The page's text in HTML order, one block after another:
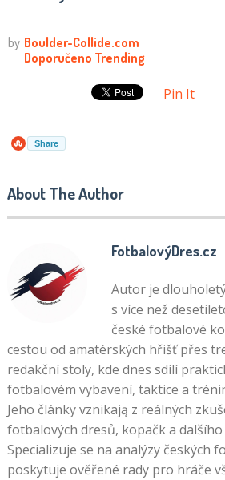
Pin It
Share
About The Author
FotbalovýDres.cz
Autor je
s více než
české fotbalové
cestou od amatérských hřišť přes
redakční stoly, kde dnes sdílí
fotbalovém vybavení, taktice a
Jeho články vznikają z reálných
fotbalových dresů, kopačk a dalšího
Specializuje se na analýzy českých
poskytuje ověřené rady pro hráče